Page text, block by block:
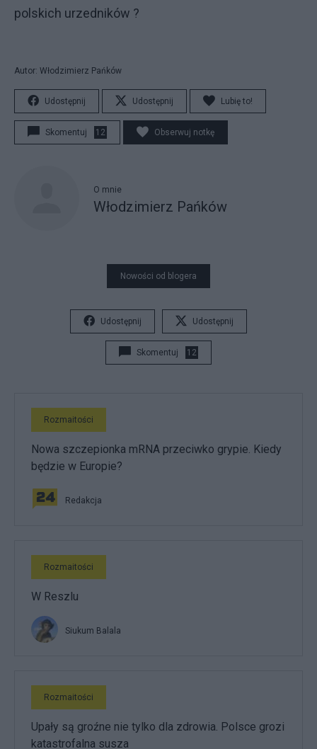
polskich urzedników ?
Autor: Włodzimierz Pańków
Udostępnij Udostępnij Lubię to!
Skomentuj 12 Obserwuj notkę
O mnie
Włodzimierz Pańków
Nowości od blogera
Udostępnij Udostępnij
Skomentuj 12
Rozmaitości
Nowa szczepionka mRNA przeciwko grypie. Kiedy
będzie w Europie?
Redakcja
Rozmaitości
W Reszlu
Siukum Balala
Rozmaitości
Upały są groźne nie tylko dla zdrowia. Polsce grozi
katastrofalna susza